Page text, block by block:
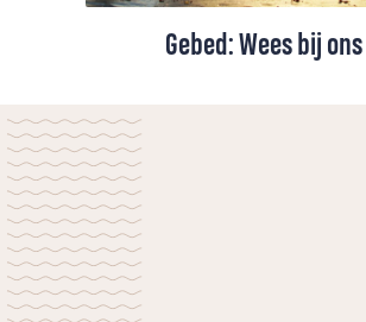
Gebed: Wees bij
tijd: de rust van Gods